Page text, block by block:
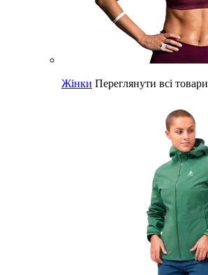
Жінки Переглянути всі товари